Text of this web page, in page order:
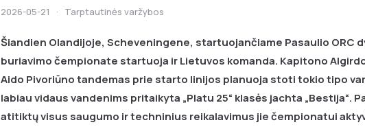
2026-05-21 · Tarptautinės varžybos
Šiandien Olandijoje, Scheveningene, startuojančiame Pasaulio ORC
buriavimo čempionate startuoja ir Lietuvos komanda. Kapitono
Aido Pivoriūno tandemas prie starto linijos planuoja stoti tokio tipo
labiau vidaus vandenims pritaikyta „Platu 25“ klasės jachta „Bestija“.
atitiktų visus saugumo ir techninius reikalavimus jie čempionatui